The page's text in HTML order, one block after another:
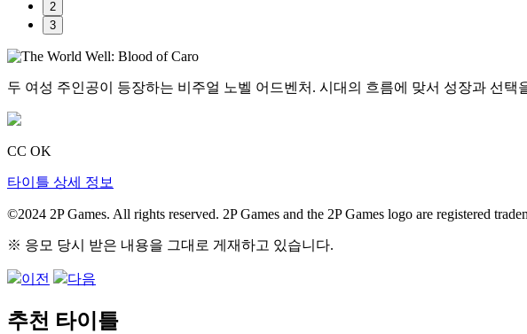
2
3
두 여성 주인공이 등장하는 비주얼 노벨 어드벤처. 시대의 흐름에 맞서 성장과 선택
CC OK
타이틀 상세 정보
©2024 2P Games. All rights reserved. 2P Games and the 2P Games logo are registered
※ 응모 당시 받은 내용을 그대로 게재하고 있습니다.
이전 다음
추천 타이틀